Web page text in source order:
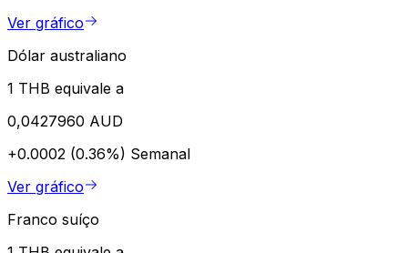
Ver gráfico
Dólar australiano
1 THB equivale a
0,0427960 AUD
+0.0002 (0.36%) Semanal
Ver gráfico
Franco suíço